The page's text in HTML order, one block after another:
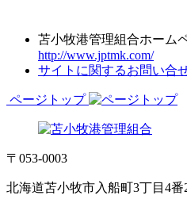
苫小牧港管理組合ホーム
http://www.jptmk.com/
サイトに関するお問い合
ページトップ
〒053-0003
北海道苫小牧市入船町3丁目4